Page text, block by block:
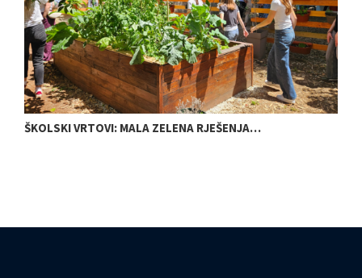
ŠKOLSKI VRTOVI: MALA ZELENA RJEŠENJA…